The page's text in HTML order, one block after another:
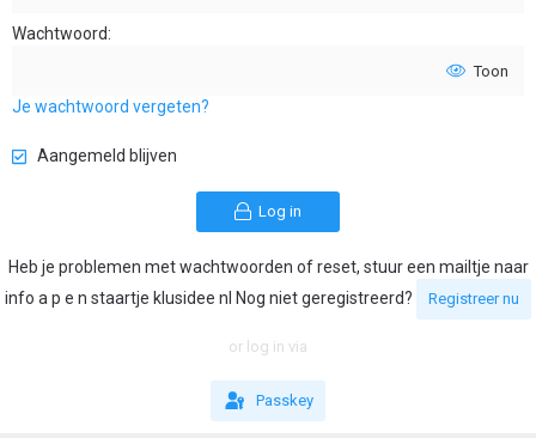
Wachtwoord
Toon
Je wachtwoord vergeten?
Aangemeld blijven
Log in
Heb je problemen met wachtwoorden of reset, stuur een mailtje naar
info a p e n staartje klusidee nl Nog niet geregistreerd?
Registreer nu
or log in via
Passkey